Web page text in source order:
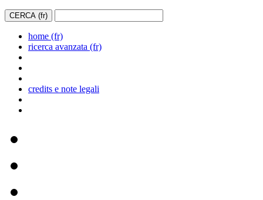
home (fr)
ricerca avanzata (fr)
credits e note legali